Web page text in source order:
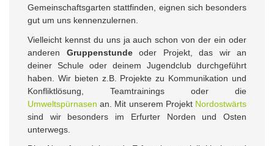
Gemeinschaftsgarten stattfinden, eignen sich besonders
gut um uns kennenzulernen.
Vielleicht kennst du uns ja auch schon von der ein oder
anderen Gruppenstundeoder Projekt, das wir an
deiner Schule oder deinem Jugendclub durchgeführt
haben. Wir bieten z.B. Projekte zu Kommunikation und
Konfliktlösung, Teamtrainings oder die
Umweltspürnasen an. Mit unserem Projekt Nordostwärts
sind wir besonders im Erfurter Norden und Osten
unterwegs.